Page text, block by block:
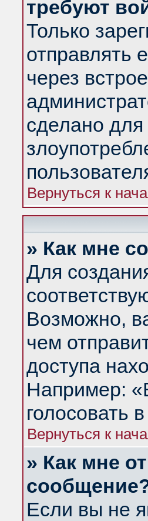
требуют
Только
отправлять
через
сделано для
Вернуться к
» Как мне
Для
Возможно,
чем
доступа
Например:
голосовать
Вернуться к
» Как мне
Если вы не